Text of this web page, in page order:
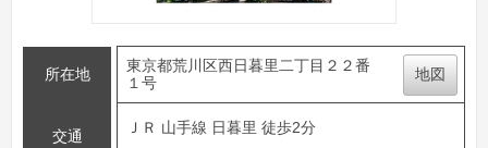
所在地
東京都荒川区西日暮里二丁目２２番
１号
地図
交通
ＪＲ 山手線 日暮里 徒歩2分